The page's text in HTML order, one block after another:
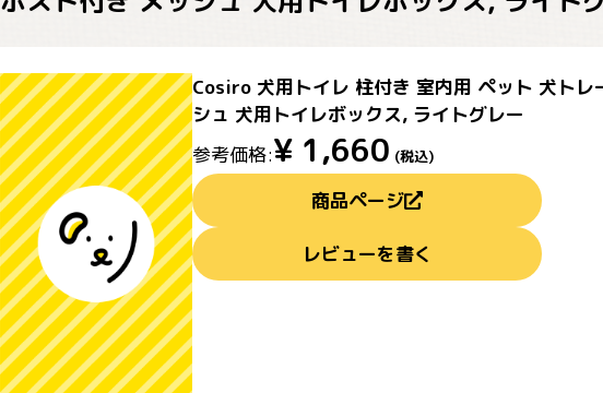
Cosiro 犬用トイレ 柱付き 室内用 ペット 犬ト
シュ 犬用トイレボックス, ライトグレー
参考価格:¥ 1,660 (税込)
商品ページ
レビューを書く